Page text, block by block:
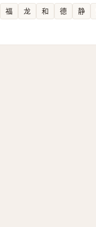
福 龙 和 德 静